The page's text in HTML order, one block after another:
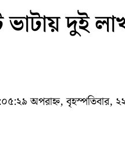
দুই
অপরাহ্ন, বৃহস্পতিবার,